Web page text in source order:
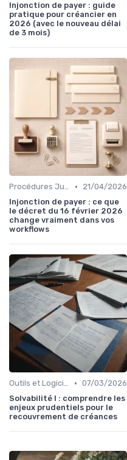
Injonction de payer : guide
pratique pour créancier en
2026 (avec le nouveau délai
de 3 mois)
Procédures Judiciaires et Contentieuses •
21/04/2026
Injonction de payer : ce que
le décret du 16 février 2026
change vraiment dans vos
workflows
Outils et Logiciels de Gestion de Créances • 07/03/2026
Solvabilité I : comprendre les
enjeux prudentiels pour le
recouvrement de créances